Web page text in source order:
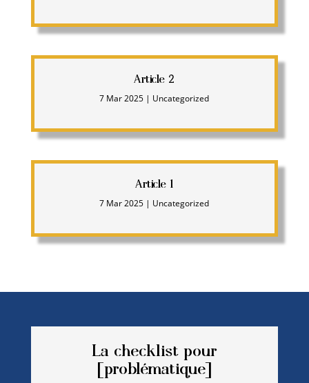
Article 2
7 Mar 2025 | Uncategorized
Article 1
7 Mar 2025 | Uncategorized
La checklist pour
[problématique]